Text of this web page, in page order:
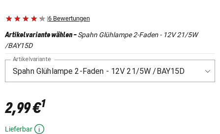
|6 Bewertungen
Artikelvariante wählen-Spahn Glühlampe 2-Faden - 12V 21/5W
/BAY15D
Artikelvariante
2,99 €1
Lieferbar